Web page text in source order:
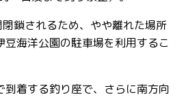
鎖されるため、やや離れた場所
海洋公園の駐車場を利用するこ
着する釣り座で、さらに南方向